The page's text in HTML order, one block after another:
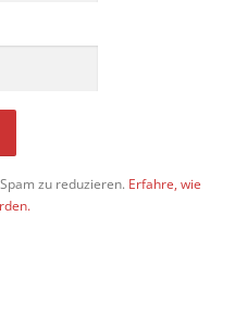
zu reduzieren. Erfahre, wie